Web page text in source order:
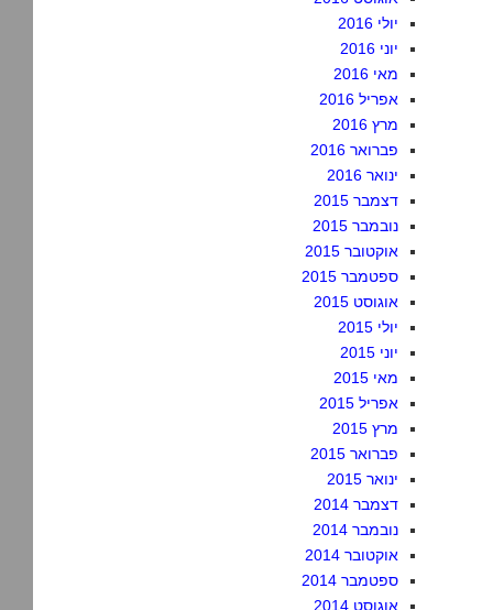
יולי 2016
יוני 2016
מאי 2016
אפריל 2016
מרץ 2016
פברואר 2016
ינואר 2016
דצמבר 2015
נובמבר 2015
אוקטובר 2015
ספטמבר 2015
אוגוסט 2015
יולי 2015
יוני 2015
מאי 2015
אפריל 2015
מרץ 2015
פברואר 2015
ינואר 2015
דצמבר 2014
נובמבר 2014
אוקטובר 2014
ספטמבר 2014
אוגוסט 2014